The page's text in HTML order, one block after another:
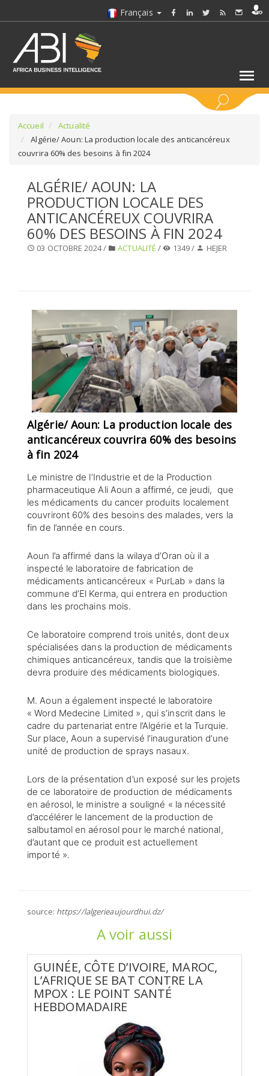
Français
SÉLECTIONNEZ UN DOSSIER
SELECTIONNEZ UNE SECTION
Accueil
Actualité
Algérie/ Aoun: La production locale des anticancéreux
couvrira 60% des besoins à fin 2024
ALGÉRIE/ AOUN: LA
PRODUCTION LOCALE DES
ANTICANCÉREUX COUVRIRA
60% DES BESOINS À FIN 2024
03 OCTOBRE 2024 / ACTUALITÉ / 1349 / HEJER
Algérie/ Aoun: La production locale des
anticancéreux couvrira 60% des besoins
à fin 2024
Le ministre de l’Industrie et de la Production
pharmaceutique Ali Aoun a affirmé, ce jeudi, que
les médicaments du cancer produits localement
couvriront 60% des besoins des malades, vers la
fin de l’année en cours.
Aoun l’a affirmé dans la wilaya d’Oran où il a
inspecté le laboratoire de fabrication de
médicaments anticancéreux « PurLab » dans la
commune d’El Kerma, qui entrera en production
dans les prochains mois.
Ce laboratoire comprend trois unités, dont deux
spécialisées dans la production de médicaments
chimiques anticancéreux, tandis que la troisième
devra produire des médicaments biologiques.
M. Aoun a également inspecté le laboratoire
« Word Medecine Limited », qui s’inscrit dans le
cadre du partenariat entre l’Algérie et la Turquie.
Sur place, Aoun a supervisé l’inauguration d’une
unité de production de sprays nasaux.
Lors de la présentation d’un exposé sur les projets
de ce laboratoire de production de médicaments
en aérosol, le ministre a souligné « la nécessité
d’accélérer le lancement de la production de
salbutamol en aérosol pour le marché national,
d’autant que ce produit est actuellement
importé ».
source: https://lalgerieaujourdhui.dz/
A voir aussi
GUINÉE, CÔTE D’IVOIRE, MAROC,
L’AFRIQUE SE BAT CONTRE LA
MPOX : LE POINT SANTÉ
HEBDOMADAIRE